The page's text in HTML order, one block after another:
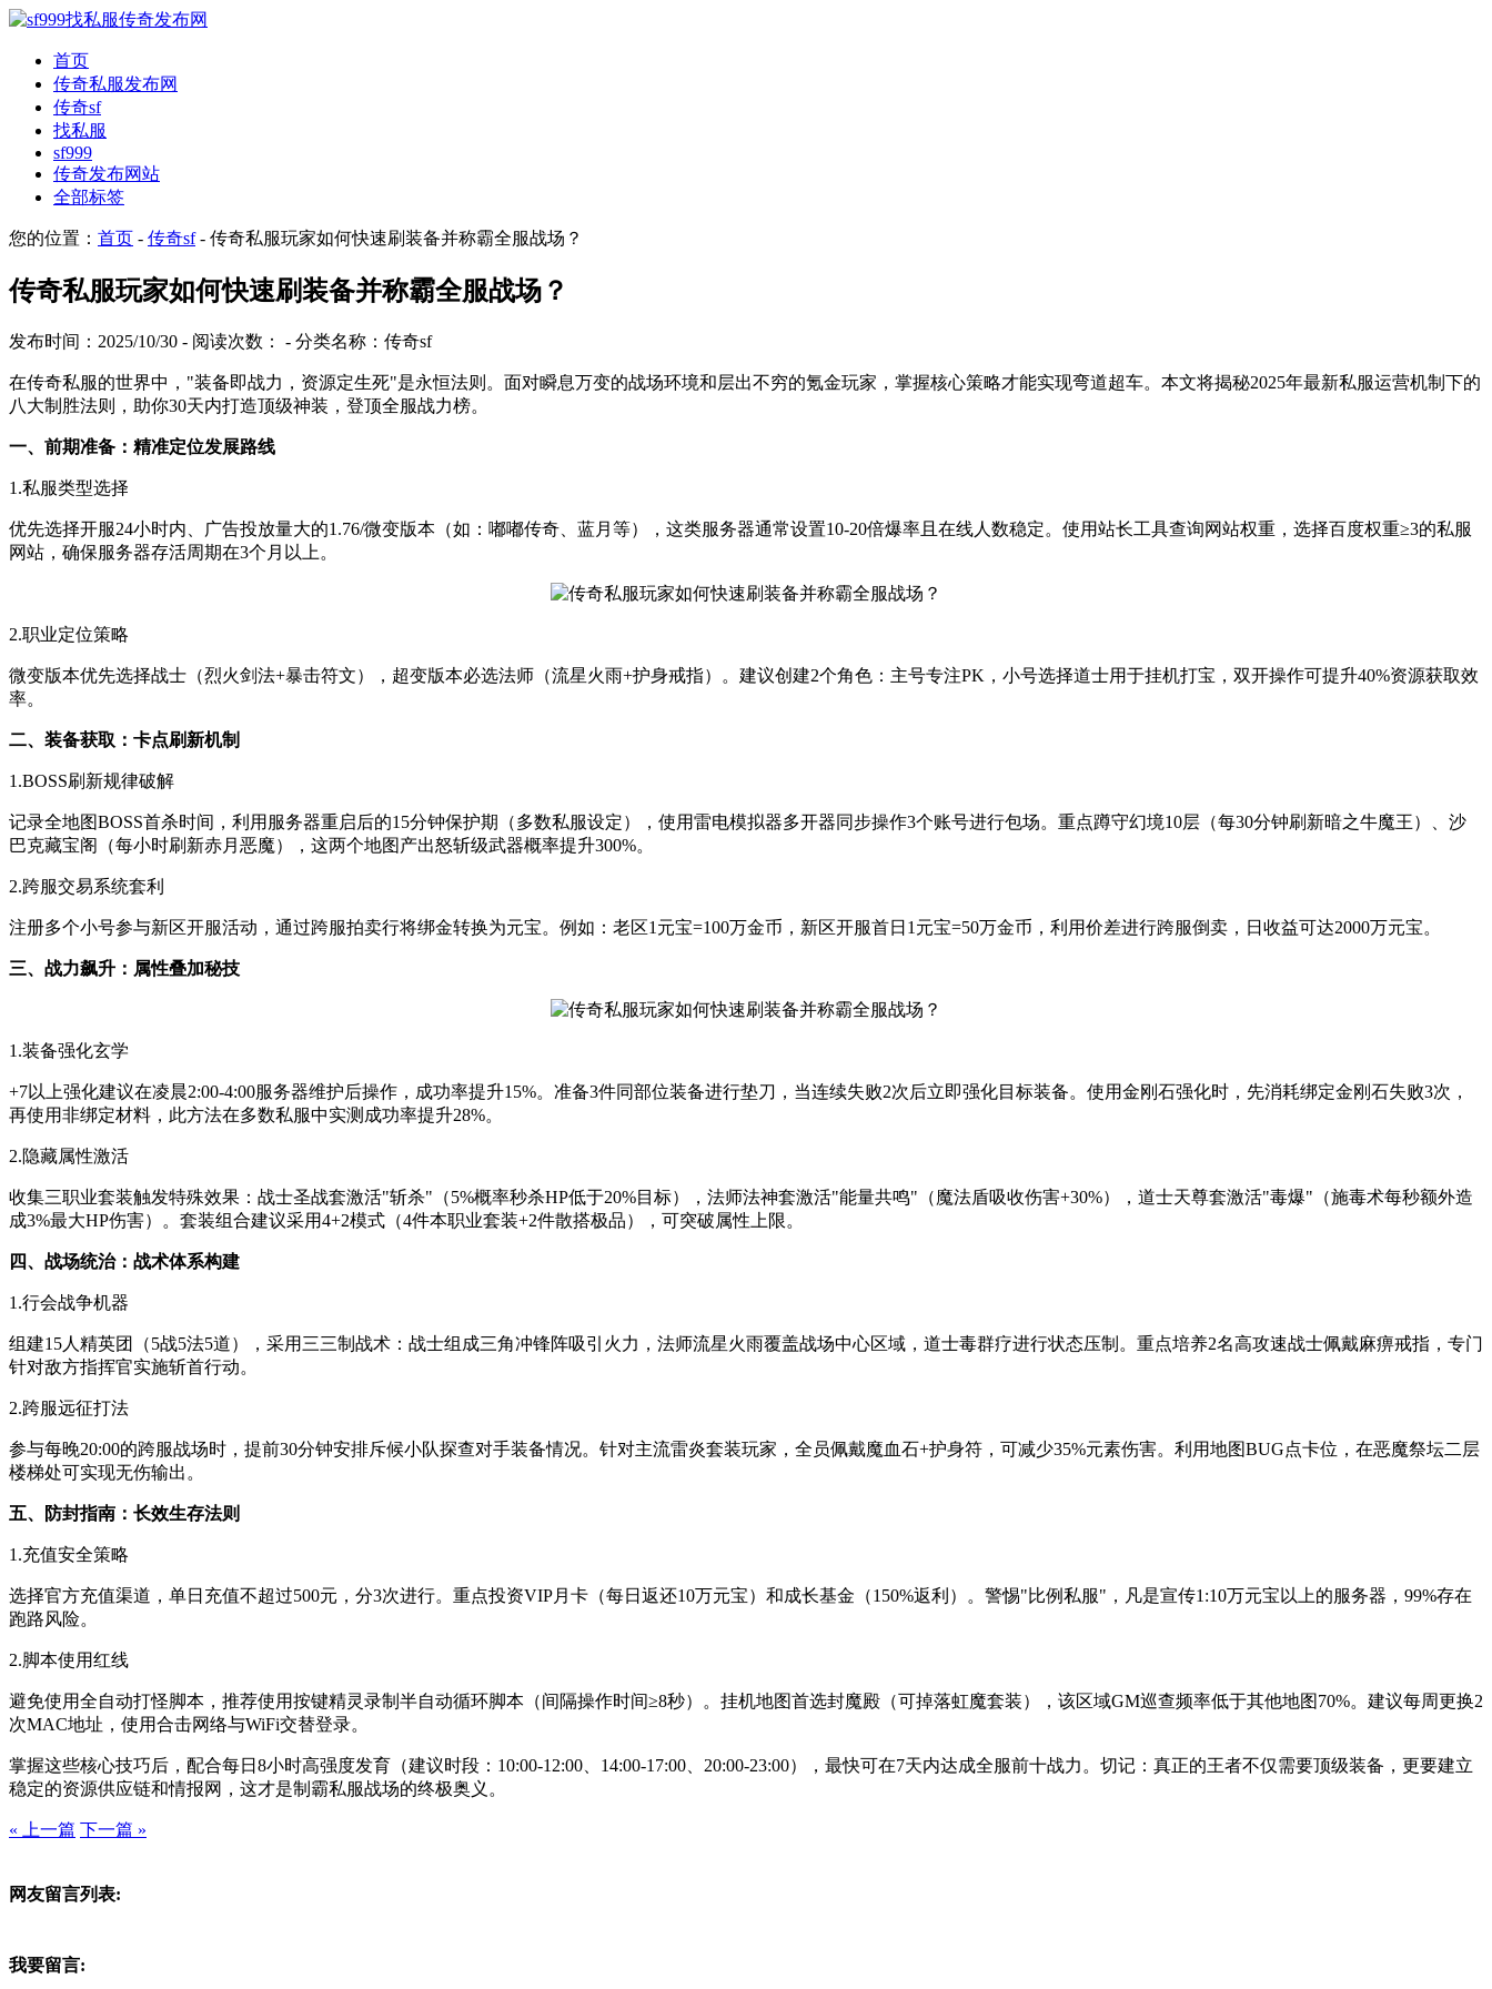
首页
传奇私服发布网
传奇sf
找私服
sf999
传奇发布网站
全部标签
您的位置： 首页 - 传奇sf- 传奇私服玩家如何快速刷装备并称霸全服战场？
传奇私服玩家如何快速刷装备并称霸全服战场？
发布时间：2025/10/30 - 阅读次数： - 分类名称：传奇sf
在传奇私服的世界中，"装备即战力，资源定生死"是永恒法则。面对瞬息万变的战场环境和层出不穷的氪金玩家，掌握核心策略才能实现弯道超车。本文将揭秘2025年最新私服运营机制下的
八大制胜法则，助你30天内打造顶级神装，登顶全服战力榜。
一、前期准备：精准定位发展路线
1.私服类型选择
优先选择开服24小时内、广告投放量大的1.76/微变版本（如：嘟嘟传奇、蓝月等），这类服务器通常设置10-20倍爆率且在线人数稳定。使用站长工具查询网站权重，选择百度权重≥3的私服
网站，确保服务器存活周期在3个月以上。
2.职业定位策略
微变版本优先选择战士（烈火剑法+暴击符文），超变版本必选法师（流星火雨+护身戒指）。建议创建2个角色：主号专注PK，小号选择道士用于挂机打宝，双开操作可提升40%资源获取效
率。
二、装备获取：卡点刷新机制
1.BOSS刷新规律破解
记录全地图BOSS首杀时间，利用服务器重启后的15分钟保护期（多数私服设定），使用雷电模拟器多开器同步操作3个账号进行包场。重点蹲守幻境10层（每30分钟刷新暗之牛魔王）、沙
巴克藏宝阁（每小时刷新赤月恶魔），这两个地图产出怒斩级武器概率提升300%。
2.跨服交易系统套利
注册多个小号参与新区开服活动，通过跨服拍卖行将绑金转换为元宝。例如：老区1元宝=100万金币，新区开服首日1元宝=50万金币，利用价差进行跨服倒卖，日收益可达2000万元宝。
三、战力飙升：属性叠加秘技
1.装备强化玄学
+7以上强化建议在凌晨2:00-4:00服务器维护后操作，成功率提升15%。准备3件同部位装备进行垫刀，当连续失败2次后立即强化目标装备。使用金刚石强化时，先消耗绑定金刚石失败3次，
再使用非绑定材料，此方法在多数私服中实测成功率提升28%。
2.隐藏属性激活
收集三职业套装触发特殊效果：战士圣战套激活"斩杀"（5%概率秒杀HP低于20%目标），法师法神套激活"能量共鸣"（魔法盾吸收伤害+30%），道士天尊套激活"毒爆"（施毒术每秒额外造
成3%最大HP伤害）。套装组合建议采用4+2模式（4件本职业套装+2件散搭极品），可突破属性上限。
四、战场统治：战术体系构建
1.行会战争机器
组建15人精英团（5战5法5道），采用三三制战术：战士组成三角冲锋阵吸引火力，法师流星火雨覆盖战场中心区域，道士毒群疗进行状态压制。重点培养2名高攻速战士佩戴麻痹戒指，专门
针对敌方指挥官实施斩首行动。
2.跨服远征打法
参与每晚20:00的跨服战场时，提前30分钟安排斥候小队探查对手装备情况。针对主流雷炎套装玩家，全员佩戴魔血石+护身符，可减少35%元素伤害。利用地图BUG点卡位，在恶魔祭坛二层
楼梯处可实现无伤输出。
五、防封指南：长效生存法则
1.充值安全策略
选择官方充值渠道，单日充值不超过500元，分3次进行。重点投资VIP月卡（每日返还10万元宝）和成长基金（150%返利）。警惕"比例私服"，凡是宣传1:10万元宝以上的服务器，99%存在
跑路风险。
2.脚本使用红线
避免使用全自动打怪脚本，推荐使用按键精灵录制半自动循环脚本（间隔操作时间≥8秒）。挂机地图首选封魔殿（可掉落虹魔套装），该区域GM巡查频率低于其他地图70%。建议每周更换2
次MAC地址，使用合击网络与WiFi交替登录。
掌握这些核心技巧后，配合每日8小时高强度发育（建议时段：10:00-12:00、14:00-17:00、20:00-23:00），最快可在7天内达成全服前十战力。切记：真正的王者不仅需要顶级装备，更要建立
稳定的资源供应链和情报网，这才是制霸私服战场的终极奥义。
« 上一篇 下一篇 »
网友留言列表:
我要留言: